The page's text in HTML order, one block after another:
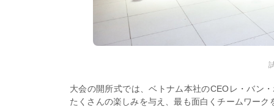
大会の開所式では、ベトナム本社のCEOレ・バン
たくさんの楽しみを与え、最も面白くチームワー